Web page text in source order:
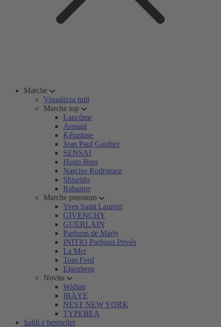
Marche
Visualizza tutti
Marche top
Lancôme
Armani
Kérastase
Jean Paul Gaultier
SENSAI
Hugo Boss
Narciso Rodriguez
Shiseido
Rabanne
Marche premium
Yves Saint Laurent
GIVENCHY
GUERLAIN
Parfums de Marly
INITIO Parfums Privés
La Mer
Tom Ford
Eisenberg
Novita
Widian
IRÄYE
NEST NEW YORK
TYPEBEA
Saldi e bestseller